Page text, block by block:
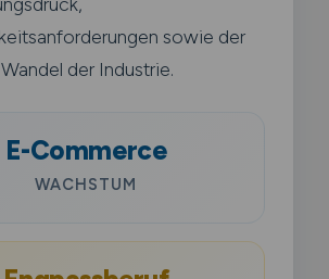
sowie der
der Industrie.
E-Commerce
WACHSTUM